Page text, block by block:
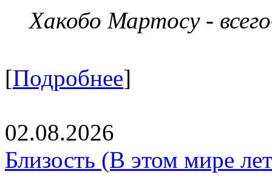
Хакобо Мартосу -
[Подробнее]
02.08.2026
Близость (В этом мире